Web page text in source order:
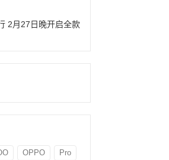
2月27日晚开启全款
OPPO Pro